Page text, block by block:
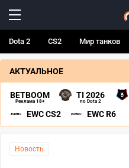
Dota 2 CS2 Мир танков
АКТУАЛЬНОЕ
BETBOOM
Реклама 18+
TI 2026
по Dota 2
EWC CS2 EWC R6
Новость